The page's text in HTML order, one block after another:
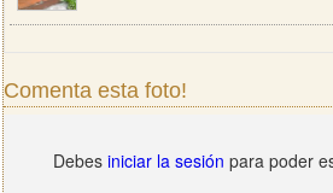
Comenta esta foto!
Debes iniciar la sesión para poder